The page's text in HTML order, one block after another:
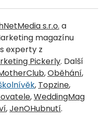
s.r.o. a
magazínu
experty z
Pickerly. Další
,Oběhání,
, Topzine,
,WeddingMag
,JenOHubnutí.